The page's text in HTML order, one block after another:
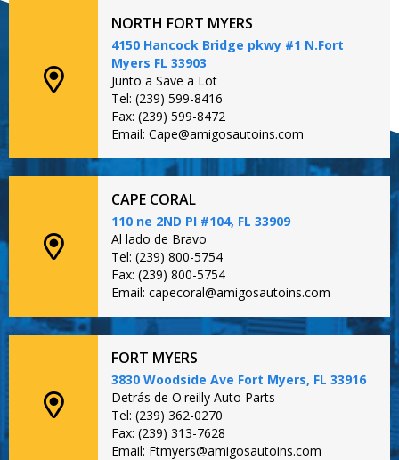
NORTH FORT MYERS
4150 Hancock Bridge pkwy #1 N.Fort
Myers FL 33903
Junto a Save a Lot
Tel: (239) 599-8416
Fax: (239) 599-8472
Email: Cape@amigosautoins.com
CAPE CORAL
110 ne 2ND PI #104, FL 33909
Al lado de Bravo
Tel: (239) 800-5754
Fax: (239) 800-5754
Email: capecoral@amigosautoins.com
FORT MYERS
3830 Woodside Ave Fort Myers, FL 33916
Detrás de O'reilly Auto Parts
Tel: (239) 362-0270
Fax: (239) 313-7628
Email: Ftmyers@amigosautoins.com